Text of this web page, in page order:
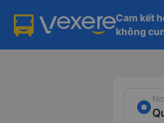
Cam kết
không